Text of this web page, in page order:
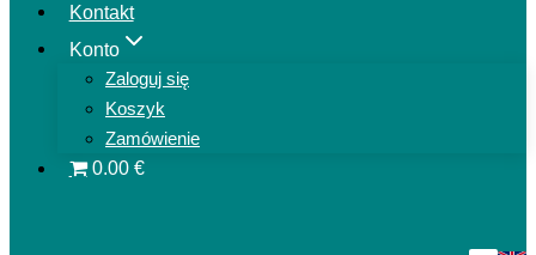
Kontakt
Konto
Zaloguj się
Koszyk
Zamówienie
0.00 €